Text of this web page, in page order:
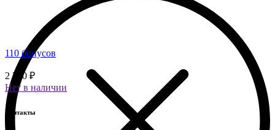
110 бонусов
2 750 ₽
Нет в наличии
Контакты